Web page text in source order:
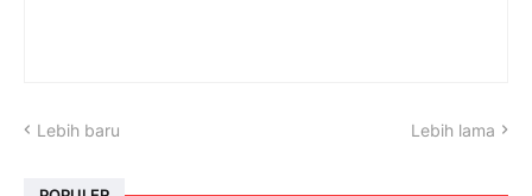
Lebih baru Lebih lama